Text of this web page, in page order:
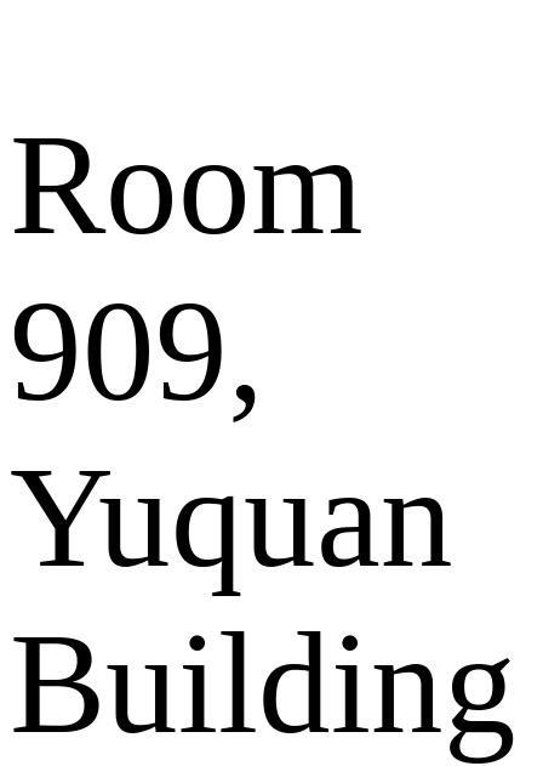
Room
909,
Yuquan
Building